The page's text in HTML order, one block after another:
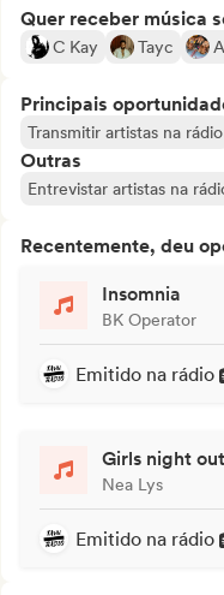
Quer receber música
C Kay Tayc
Principais
Transmitir artistas na rádio
Outras
Entrevistar artistas na
Recentemente, deu
Insomnia
BK Operator
Emitido na rádio
Girls night out
Nea Lys
Emitido na rádio